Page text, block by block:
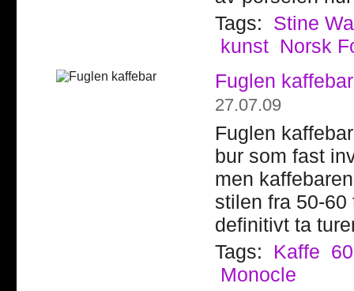
Tags:
Stine
kunst Norsk
Fuglen kaffebar
27.07.09
Fuglen
bur som fast
men
stilen fra 50-
definitivt ta
Tags:
Kaffe
Monocle